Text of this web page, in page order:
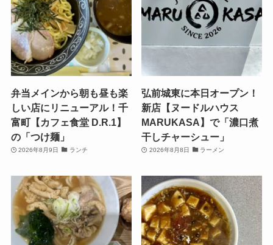
弁当メインから朝も昼も楽
しい店にリニューアル！千
富町【カフェ食堂 D.R.1】
の「つけ麺」
2026年8月9日 ランチ
弘前城東に本日オープン！
新店【ヌードルハウス
MARUKASA】で「濃口煮
干しチャーシュー」
2026年8月8日 ラーメン